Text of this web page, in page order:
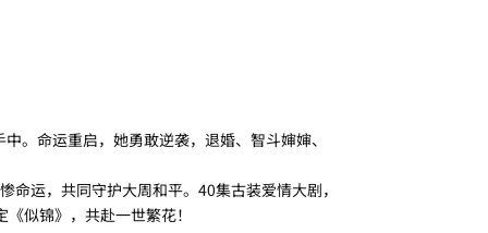
。命运重启，她勇敢逆袭，退婚、智斗婶婶、
运，共同守护大周和平。40集古装爱情大剧，
似锦》，共赴一世繁花！